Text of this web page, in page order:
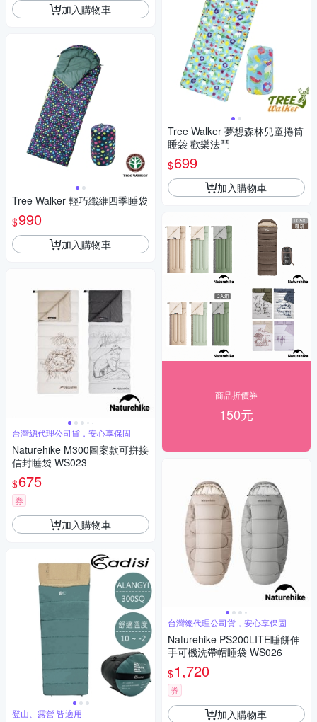
加入購物車
Tree Walker 輕巧纖維四季睡袋
$990
加入購物車
台灣總代理公司貨，安心享保固
Naturehike M300圖案款可拼接
信封睡袋 WS023
$675
券
加入購物車
登山、露營 皆適用
Tree Walker 夢想森林兒童捲筒
睡袋 歡樂法鬥
$699
加入購物車
商品折價券
150元
台灣總代理公司貨，安心享保固
Naturehike PS200LITE睡餅伸
手可機洗帶帽睡袋 WS026
$1,720
券
加入購物車